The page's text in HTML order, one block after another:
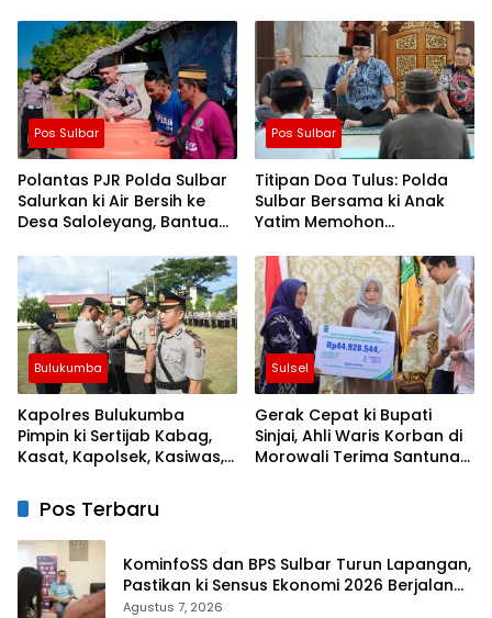
Akurat
Evaluasi Perjalanan
Dakwah
Pos Sulbar
Polantas PJR Polda Sulbar
Salurkan ki Air Bersih ke
Desa Saloleyang, Bantuan
Kemarau
Pos Sulbar
Titipan Doa Tulus: Polda
Sulbar Bersama ki Anak
Yatim Memohon
Negeri
Bulukumba
Kapolres Bulukumba
Pimpin ki Sertijab Kabag,
Kasat, Kapolsek, Kasiwas,
Sulsel
Gerak Cepat ki Bupati
Sinjai, Ahli Waris Korban di
Morowali Terima Santunan
Pos Terbaru
KominfoSS dan BPS Sulbar Turun Lapangan,
Pastikan ki Sensus Ekonomi 2026 Berjalan
Nyaman dan Akurat
Agustus 7, 2026